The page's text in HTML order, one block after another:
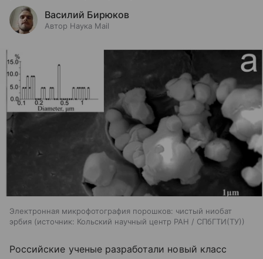
Василий Бирюков
Автор Наука Mail
Электронная микрофотография порошков: чистый ниобат
эрбия
источник: Кольский научный центр РАН / СПбГТИ(ТУ)
Российские ученые разработали новый класс